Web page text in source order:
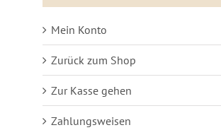
Mein Konto
Zurück zum Shop
Zur Kasse gehen
Zahlungsweisen